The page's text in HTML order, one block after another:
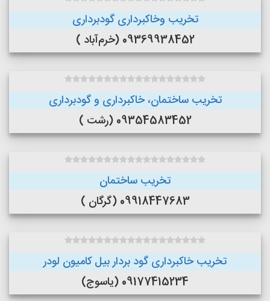
تخریب وخاکبرداری گودبرداری
09369938452 (خرم‌آباد )
تخریب ساختمان، خاکبرداری و گودبرداری
09354583452 (رشت )
تخریب ساختمان
09918447683 (گرگان )
تخریب خاکبرداری گود بردار بیل کامیون لودر
09177415234 (یاسوج)